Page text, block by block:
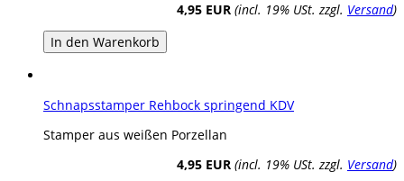
4,95 EUR (incl. 19% USt. zzgl. Versand)
In den Warenkorb
Schnapsstamper Rehbock springend KDV
Stamper aus weißen Porzellan
4,95 EUR (incl. 19% USt. zzgl. Versand)